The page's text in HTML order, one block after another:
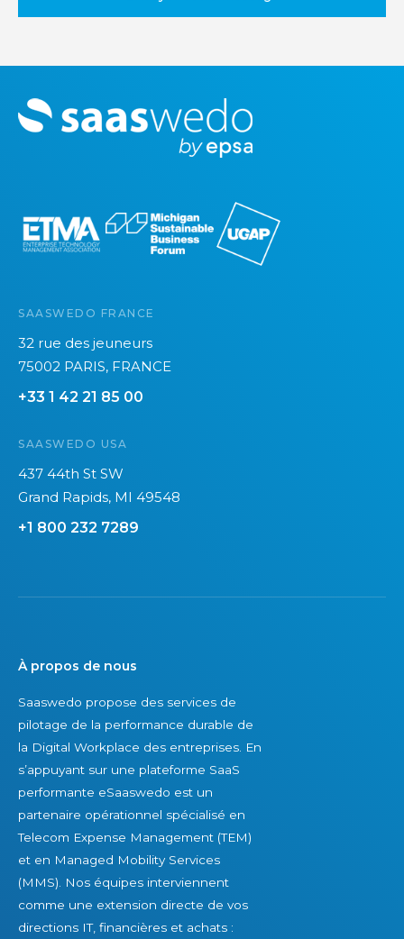
M
o
SAASWEDO FRANCE
32 rue des jeuneurs
75002 PARIS, FRANCE
+33 1 42 21 85 00
SAASWEDO USA
437 44th St SW
Grand Rapids, MI 49548
+1 800 232 7289
À propos de nous
Saaswedo propose des services de
pilotage de la performance durable de
la Digital Workplace des entreprises. En
s’appuyant sur une plateforme SaaS
performante eSaaswedo est un
partenaire opérationnel spécialisé en
Telecom Expense Management (TEM)
et en Managed Mobility Services
(MMS). Nos équipes interviennent
comme une extension directe de vos
directions IT, financières et achats :